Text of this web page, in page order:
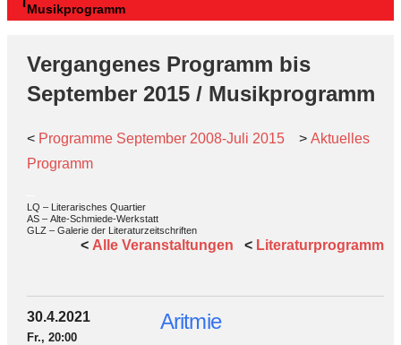
Musikprogramm
Vergangenes Programm bis
September 2015 / Musikprogramm
< Programme September 2008-Juli 2015> Aktuelles
Programm
LQ – Literarisches Quartier
AS – Alte-Schmiede-Werkstatt
GLZ – Galerie der Literaturzeitschriften
< Alle Veranstaltungen < Literaturprogramm
30.4.2021
Fr., 20:00
Aritmie